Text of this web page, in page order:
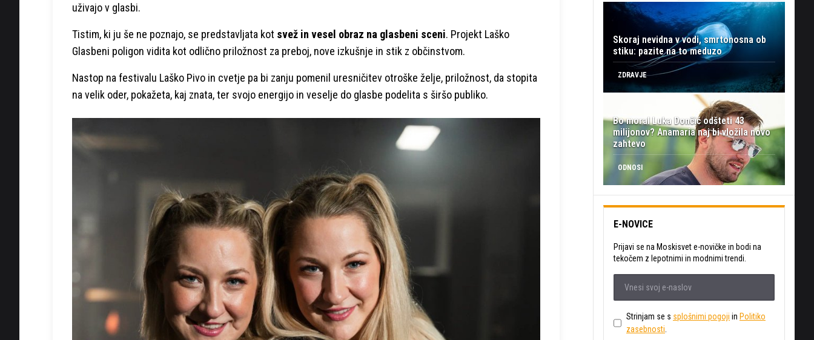
uživajo v glasbi.
Tistim, ki ju še ne poznajo, se predstavljata kot svež in vesel obraz na glasbeni sceni. Projekt Laško
Glasbeni poligon vidita kot odlično priložnost za preboj, nove izkušnje in stik z občinstvom.
Nastop na festivalu Laško Pivo in cvetje pa bi zanju pomenil uresničitev otroške želje, priložnost, da stopita
na velik oder, pokažeta, kaj znata, ter svojo energijo in veselje do glasbe podelita s širšo publiko.
Skoraj nevidna v vodi, smrtonosna ob
stiku: pazite na to meduzo
ZDRAVJE
Bo moral Luka Dončić odšteti 43
milijonov? Anamaria naj bi vložila novo
zahtevo
ODNOSI
E-NOVICE
Prijavi se na Moskisvet e-novičke in bodi na
tekočem z lepotnimi in modnimi trendi.
Strinjam se s splošnimi pogoji in Politiko
zasebnosti